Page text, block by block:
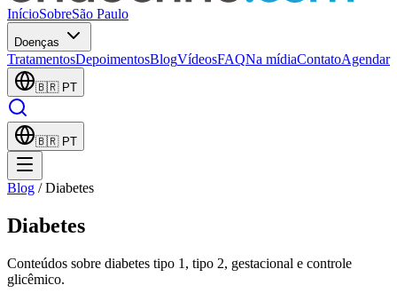
InícioSobreSão Paulo
Doenças
TratamentosDepoimentosBlogVídeosFAQNa mídiaContatoAgendar
🇧🇷 PT
🇧🇷 PT
Blog /Diabetes
Diabetes
Conteúdos sobre diabetes tipo 1, tipo 2, gestacional e controle
glicêmico.